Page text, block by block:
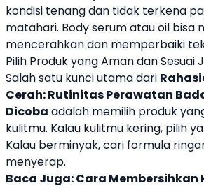
kondisi tenang dan tidak terkena
matahari. Body serum atau oil bisa
mencerahkan dan memperbaiki
Pilih Produk yang Aman dan Sesuai
Salah satu kunci utama dari
Cerah: Rutinitas Perawatan
Dicoba adalah memilih produk
kulitmu. Kalau kulitmu kering, pilih
Kalau berminyak, cari formula
menyerap.
Baca Juga:Cara Membersihkan